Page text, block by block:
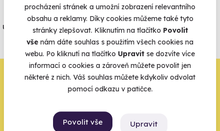
procházení stránek a umožní zobrazení relevantního
obsahu a reklamy. Díky cookies můžeme také tyto
stránky zlepšovat. Kliknutím na tlačítko Povolit
vše nám dáte souhlas s použitím všech cookies na
webu. Po kliknutí na tlačítko Upravit se dozvíte více
informací o cookies a zároveň můžete povolit jen
některé z nich. Váš souhlas můžete kdykoliv odvolat
pomocí odkazu v patičce.
Povolit vše Upravit
Jeden nikdy neví. Máme nejvyšší
úrazové pojištění z nabídky zážitkových
agentur.
Vše o pojištění
Zbývá jeden krok,
Váš e-mail je vstupenka do světa, kde se žije naplno. Pojďte